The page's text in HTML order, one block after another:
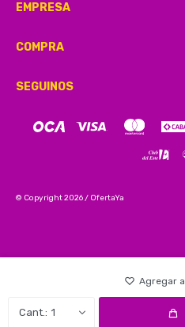
1
EMPRESA
COMPRA
SEGUINOS
© Copyright 2026 / OfertaYa